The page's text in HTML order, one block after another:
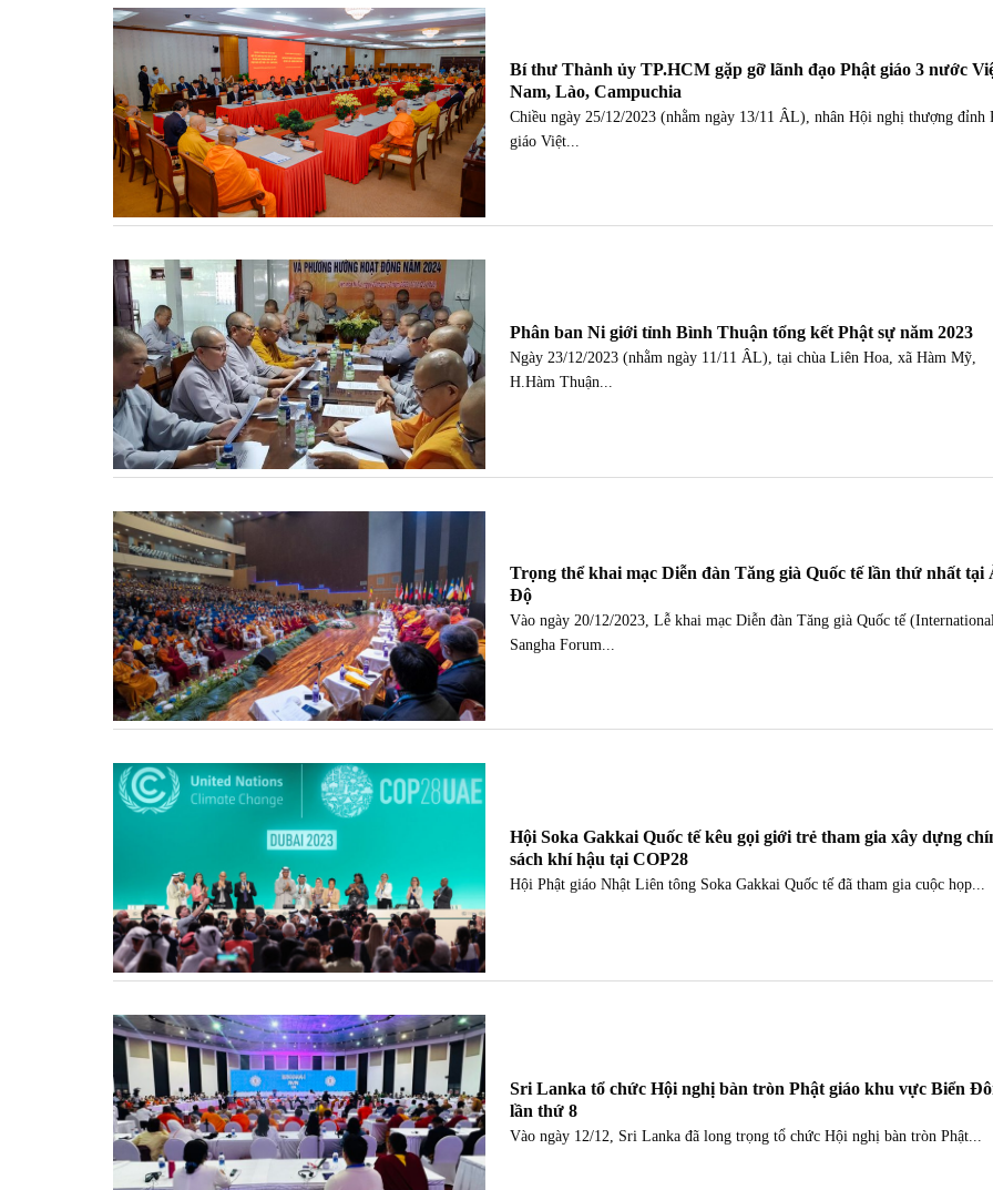
Bí thư Thành ủy TP.HCM gặp gỡ lãnh đạo Phật giáo 3 nước
Nam, Lào, Campuchia
Chiều ngày 25/12/2023 (nhằm ngày 13/11 ÂL), nhân Hội nghị thượng đỉnh
giáo Việt...
Phân ban Ni giới tỉnh Bình Thuận tổng kết Phật sự năm 2023
Ngày 23/12/2023 (nhằm ngày 11/11 ÂL), tại chùa Liên Hoa, xã Hàm Mỹ,
H.Hàm Thuận...
Trọng thể khai mạc Diễn đàn Tăng già Quốc tế lần thứ nhất tại
Độ
Vào ngày 20/12/2023, Lễ khai mạc Diễn đàn Tăng già Quốc tế (International
Sangha Forum...
Hội Soka Gakkai Quốc tế kêu gọi giới trẻ tham gia xây dựng
sách khí hậu tại COP28
Hội Phật giáo Nhật Liên tông Soka Gakkai Quốc tế đã tham gia cuộc họp...
Sri Lanka tổ chức Hội nghị bàn tròn Phật giáo khu vực Biển
lần thứ 8
Vào ngày 12/12, Sri Lanka đã long trọng tổ chức Hội nghị bàn tròn Phật...